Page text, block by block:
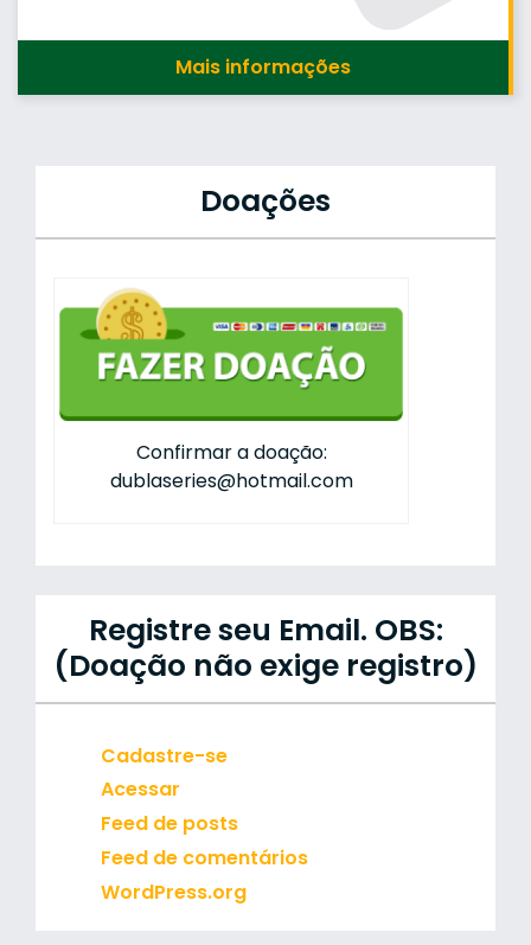
Mais informações
Doações
Confirmar a doação:
dublaseries@hotmail.com
Registre seu Email. OBS:
(Doação não exige registro)
Cadastre-se
Acessar
Feed de posts
Feed de comentários
WordPress.org